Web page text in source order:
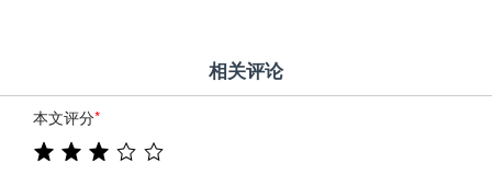
相关评论
本文评分*